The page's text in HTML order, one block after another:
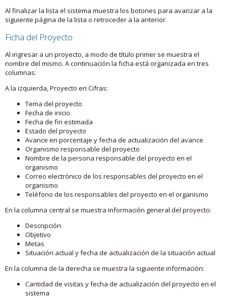
Al finalizar la lista el sistema muestra los botones para avanzar a la
siguiente página de la lista o retroceder a la anterior.
Ficha del Proyecto
Al ingresar a un proyecto, a modo de título primer se muestra el
nombre del mismo. A continuación la ficha está organizada en tres
columnas:
A la izquierda, Proyecto en Cifras:
Tema del proyecto
Fecha de inicio
Fecha de fin estimada
Estado del proyecto
Avance en porcentaje y fecha de actualización del avance
Organismo responsable del proyecto
Nombre de la persona responsable del proyecto en el
organismo
Correo electrónico de los responsables del proyecto en el
organismo
Teléfono de los responsables del proyecto en el organismo
En la columna central se muestra información general del proyecto:
Descripción
Objetivo
Metas
Situación actual y fecha de actualización de la situación actual
En la columna de la derecha se muestra la siguiente información:
Cantidad de visitas y fecha de actualización del proyecto en el
sistema